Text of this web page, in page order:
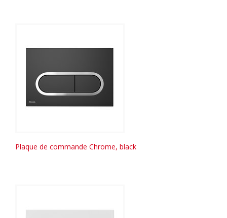
Plaque de commande Chrome, black